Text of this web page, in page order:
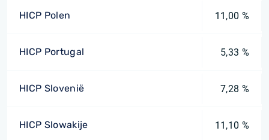
HICP Polen 11,00 %
HICP Portugal 5,33 %
HICP Slovenië 7,28 %
HICP Slowakije 11,10 %